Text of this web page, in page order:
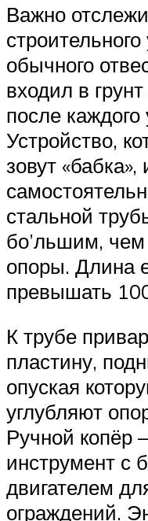
Важно
обычного
входил в
после
Устройство,
зовут
стальной
бо’льшим,
опоры. Длина
превышать
К трубе
пластину,
опуская
углубляют
Ручной копёр
инструмент с
двигателем
ограждений.